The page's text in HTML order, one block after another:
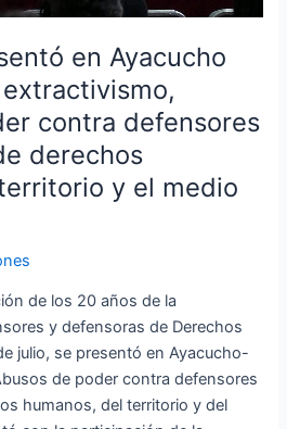
en Ayacucho
contra defensores
derechos
y el medio
de los 20 años de la
y defensoras de Derechos
julio, se presentó en Ayacucho-
de poder contra defensores
humanos, del territorio y del